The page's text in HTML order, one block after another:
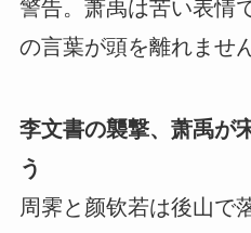
警告。萧禹は苦い表情
の言葉が頭を離れません
李文書の襲撃、萧禹が
う
周霁と颜钦若は後山で